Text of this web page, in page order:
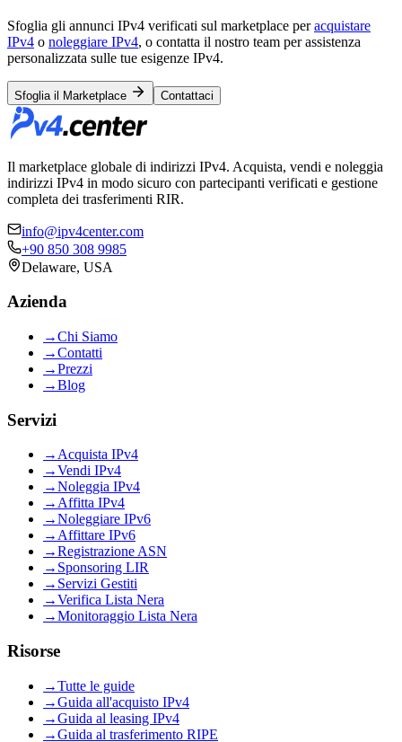
Sfoglia gli annunci IPv4 verificati sul marketplace peracquistare
IPv4 o noleggiare IPv4, o contatta il nostro team per assistenza
personalizzata sulle tue esigenze IPv4.
Sfoglia il Marketplace Contattaci
Il marketplace globale di indirizzi IPv4. Acquista, vendi e noleggia
indirizzi IPv4 in modo sicuro con partecipanti verificati e gestione
completa dei trasferimenti RIR.
info@ipv4center.com
+90 850 308 9985
Delaware, USA
Azienda
→Chi Siamo
→Contatti
→Prezzi
→Blog
Servizi
→Acquista IPv4
→Vendi IPv4
→Noleggia IPv4
→Affitta IPv4
→Noleggiare IPv6
→Affittare IPv6
→Registrazione ASN
→ Sponsoring LIR
→ Servizi Gestiti
→Verifica Lista Nera
→Monitoraggio Lista Nera
Risorse
→Tutte le guide
→Guida all'acquisto IPv4
→Guida al leasing IPv4
→Guida al trasferimento RIPE